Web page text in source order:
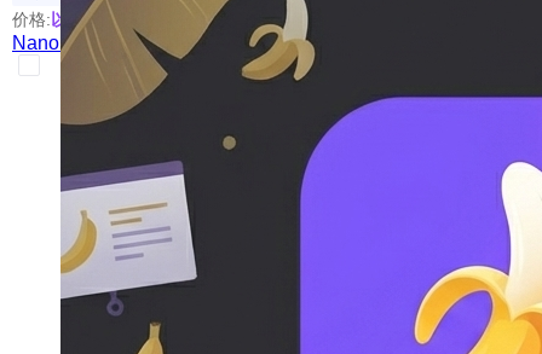
价格: 以具体使用的模型为准
Nano Banana PPT